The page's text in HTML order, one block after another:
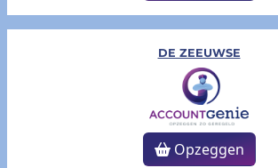
DE ZEEUWSE
Opzeggen